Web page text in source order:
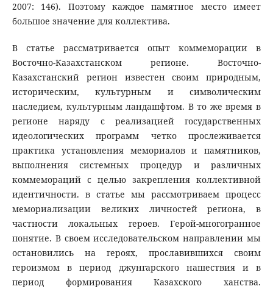
2007: 146). Поэтому каждое памятное место имеет
большое значение для коллектива.
В статье рассматривается опыт коммеморации в
Восточно-Казахстанском регионе. Восточно-
Казахстанский регион известен своим природным,
историческим, культурным и символическим
наследием, культурным ландашфтом. В то же время в
регионе наряду с реализацией государственных
идеологических программ четко прослеживается
практика установления мемориалов и памятников,
выполнения системных процедур и различных
коммемораций с целью закрепления коллективной
идентичности. в статье мы рассмотриваем процесс
мемориализации великих личностей региона, в
частности локальных героев. Герой-многогранное
понятие. В своем исследовательском направлении мы
остановились на героях, прославившихся своим
героизмом в период джунгарского нашествия и в
период формирования Казахского ханства.